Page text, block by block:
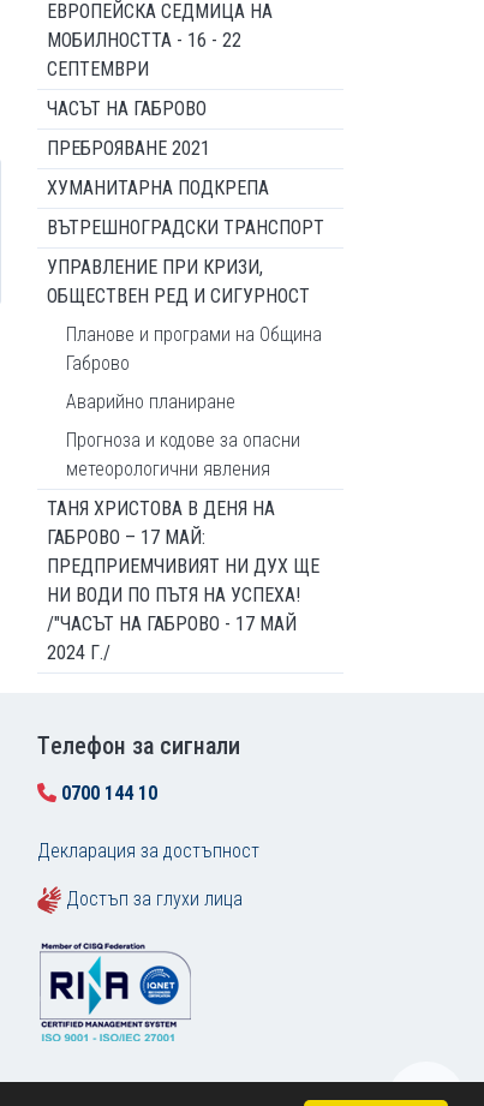
ЕВРОПЕЙСКА СЕДМИЦА НА
МОБИЛНОСТТА - 16 - 22
СЕПТЕМВРИ
ЧАСЪТ НА ГАБРОВО
ПРЕБРОЯВАНЕ 2021
ХУМАНИТАРНА ПОДКРЕПА
ВЪТРЕШНОГРАДСКИ ТРАНСПОРТ
УПРАВЛЕНИЕ ПРИ КРИЗИ,
ОБЩЕСТВЕН РЕД И СИГУРНОСТ
Планове и програми на Община
Габрово
Аварийно планиране
Прогноза и кодове за опасни
метеорологични явления
ТАНЯ ХРИСТОВА В ДЕНЯ НА
ГАБРОВО – 17 МАЙ:
ПРЕДПРИЕМЧИВИЯТ НИ ДУХ ЩЕ
НИ ВОДИ ПО ПЪТЯ НА УСПЕХА!
/"ЧАСЪТ НА ГАБРОВО - 17 МАЙ
2024 Г./
Tелефон за сигнали
0700 144 10
Декларация за достъпност
Достъп за глухи лица